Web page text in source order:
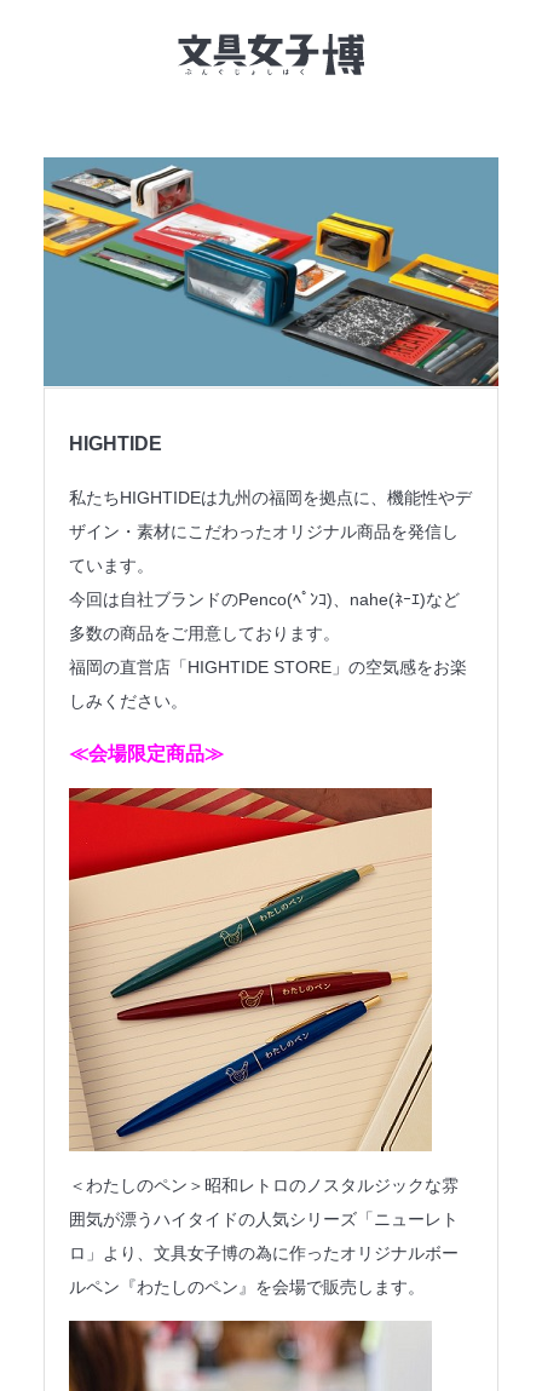
イベント一覧
NEWS
文具女子アワード
HIGHTIDE
私たちHIGHTIDEは九州の福岡を拠点に、機能性やデ
ザイン・素材にこだわったオリジナル商品を発信し
ています。
今回は自社ブランドのPenco(ﾍﾟﾝｺ)、nahe(ﾈｰｴ)など
多数の商品をご用意しております。
福岡の直営店「HIGHTIDE STORE」の空気感をお楽
しみください。
≪会場限定商品≫
＜わたしのペン＞昭和レトロのノスタルジックな雰
囲気が漂うハイタイドの人気シリーズ「ニューレト
ロ」より、文具女子博の為に作ったオリジナルボー
ルペン『わたしのペン』を会場で販売します。